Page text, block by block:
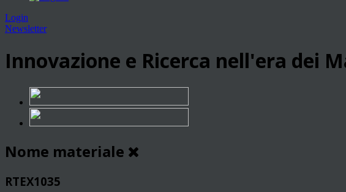
Login
Newsletter
Innovazione e Ricerca nell'era dei
Nome materiale
RTEX1035